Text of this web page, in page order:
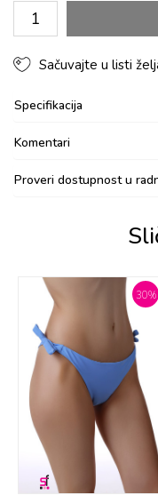
Sačuvajte u listi
Specifikacija
Komentari
Proveri dostupnost u
30%